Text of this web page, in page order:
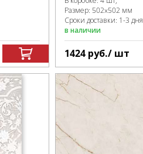
Размер: 502x502 мм
Сроки доставки: 1-3 дня
в наличии
1424 руб./ шт